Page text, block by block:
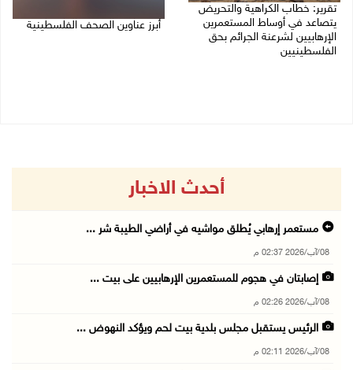
تقرير: خطاب الكراهية والتحريض
يتصاعد في أوساط المستعمرين
الإرهابيين لشرعنة الجرائم بحق
الفلسطينيين
أبرز عناوين الصحف الفلسطينية
أحدث الاخبار
مستعمر إرهابي يُطلق مواشيه في أراضي الطيبة شر ...
08/آب/2026 02:37 م
إصابتان في هجوم للمستعمرين الإرهابيين على بيت ...
08/آب/2026 02:26 م
الرئيس يستقبل مجلس بلدية بيت لحم ويؤكد النهوض ...
08/آب/2026 02:11 م